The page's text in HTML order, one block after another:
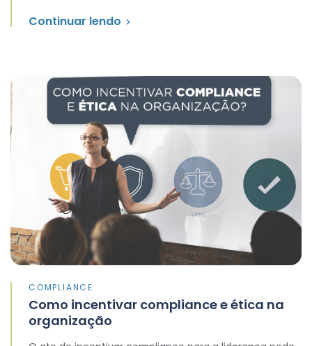
Continuar lendo
COMPLIANCE
Como incentivar compliance e ética na
organização